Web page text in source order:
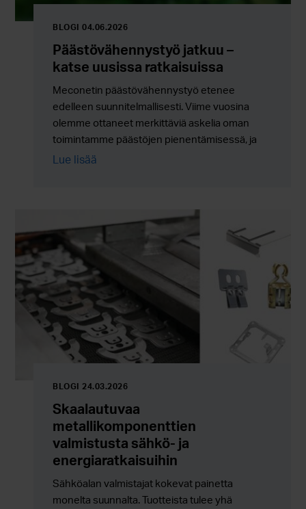
BLOGI 04.06.2026
Päästövähennystyö jatkuu –
katse uusissa ratkaisuissa
Meconetin päästövähennystyö etenee
edelleen suunnitelmallisesti. Viime vuosina
olemme ottaneet merkittäviä askelia oman
toimintamme päästöjen pienentämisessä, ja
työ jatkuu nyt entistä enemmän uusien
Lue lisää
BLOGI 24.03.2026
Skaalautuvaa
metallikomponenttien
valmistusta sähkö- ja
energiaratkaisuihin
Sähköalan valmistajat kokevat painetta
monelta suunnalta. Tuotteista tulee yhä